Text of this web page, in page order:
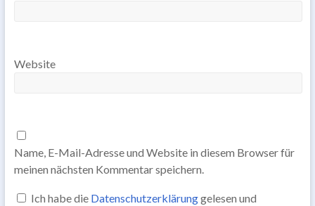
Website
Name, E-Mail-Adresse und Website in diesem Browser für
meinen nächsten Kommentar speichern.
Ich habe die Datenschutzerklärunggelesen und